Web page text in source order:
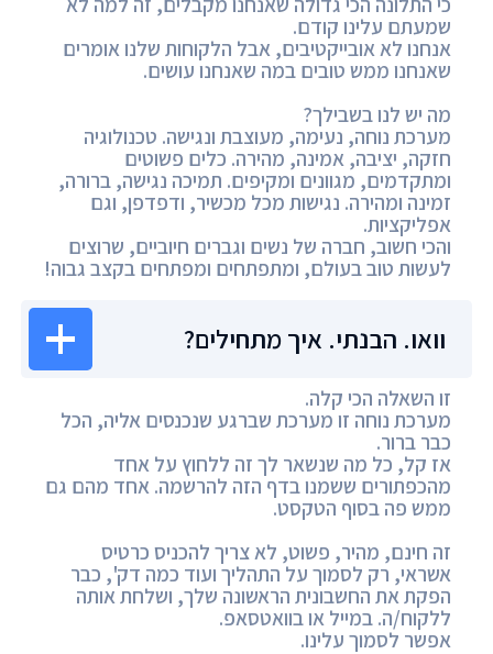
שמעתם עלינו קודם.
אנחנו לא אובייקטיבים, אבל הלקוחות שלנו אומרים
שאנחנו ממש טובים במה שאנחנו עושים.
מה יש לנו בשבילך?
מערכת נוחה, נעימה, מעוצבת ונגישה. טכנולוגיה
חזקה, יציבה, אמינה, מהירה. כלים פשוטים
ומתקדמים, מגוונים ומקיפים. תמיכה נגישה, ברורה,
זמינה ומהירה. נגישות מכל מכשיר, ודפדפן, וגם
אפליקציות.
והכי חשוב, חברה של נשים וגברים חיוביים, שרוצים
לעשות טוב בעולם, ומתפתחים ומפתחים בקצב גבוה!
וואו. הבנתי. איך מתחילים?
זו השאלה הכי קלה.
מערכת נוחה זו מערכת שברגע שנכנסים אליה, הכל
כבר ברור.
אז קל, כל מה שנשאר לך זה ללחוץ על אחד
מהכפתורים ששמנו בדף הזה להרשמה. אחד מהם גם
ממש פה בסוף הטקסט.
זה חינם, מהיר, פשוט, לא צריך להכניס כרטיס
אשראי, רק לסמוך על התהליך ועוד כמה דק', כבר
הפקת את החשבונית הראשונה שלך, ושלחת אותה
ללקוח/ה. במייל או בוואטסאפ.
אפשר לסמוך עלינו.